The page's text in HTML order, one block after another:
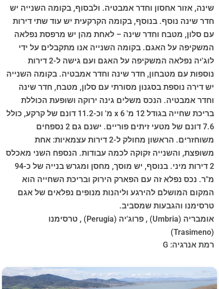
שינה, אזור אחסון וחדר אמבטיה. ולבסוף, בקומה השנייה יש
חדר שינה נוסף. בנוסף, בקומה הקרקעית יש עוד שתי דירות
עם סלון, מטבח וחדר שינה – לאחת מהן יש מרפסת נפלאה
המשקיפה על האגם. בקומה השנייה אנו מתקבלים על ידי
לוג'יה נפלאה המשקיפה על האגם ועם גישה ל-2 דירות
נוספות עם מטבחון, חדר שינה וחדר אמבטיה. בקומה השנייה
יש דירה נוספת בסגנון מסורתי עם סלון, מטבח, חדר שינה
וחדר אמבטיה. הנכס משלים גינה ירוקה ושופעת הכוללת
בריכת שחייה בגודל 12 מ' x 6 מ' וכ-11.2 דונם של קרקע, כולל
7.6 דונם של מטעי זיתים פוריים. ישנם גם 2 נספחים
משוחזרים. הראשון מחולק ל-2 דירות עצמאיות: אחת
משופצת, והשנייה זקוקה לכמה עבודות. הנספח השני מאכלס
2 דירות מיני. בנוסף, יש מוסך, מחסן ומגרש בנייה של כ-94
מ"ר. נכס נפלא זה עם הפארק הירוק ובריכת השחייה הוא
המקום המושלם להירגע וליהנות מנופים נפלאים של אגם
טרסימנו והגבעות שמסביב.
אומבריה (Umbria) , פרוג'יה (Perugia) , טרסימנו
(Trasimeno)
רמת אנרגיה: G